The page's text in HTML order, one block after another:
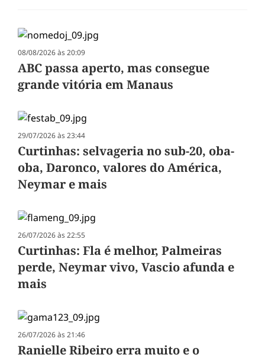
08/08/2026 às 20:09
ABC passa aperto, mas consegue
grande vitória em Manaus
29/07/2026 às 23:44
Curtinhas: selvageria no sub-20, oba-
oba, Daronco, valores do América,
Neymar e mais
26/07/2026 às 22:55
Curtinhas: Fla é melhor, Palmeiras
perde, Neymar vivo, Vascio afunda e
mais
26/07/2026 às 21:46
Ranielle Ribeiro erra muito e o